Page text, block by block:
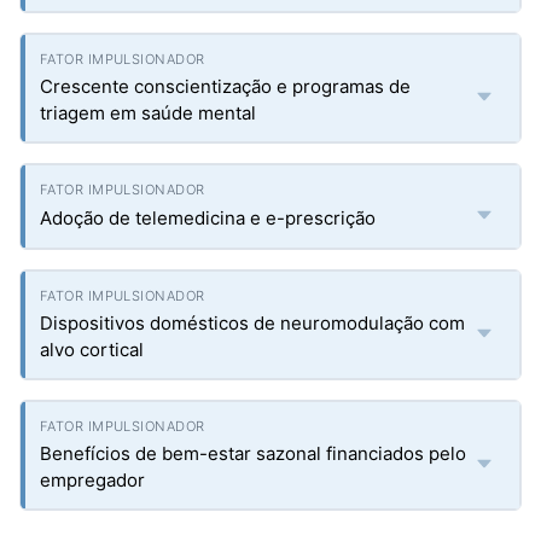
Crescente conscientização e programas de
triagem em saúde mental
Adoção de telemedicina e e-prescrição
Dispositivos domésticos de neuromodulação com
alvo cortical
Benefícios de bem-estar sazonal financiados pelo
empregador